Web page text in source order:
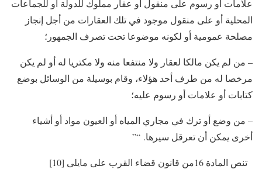
علامات أو رسوم على منقول أو عقار مملوك للدولة أو للجماعات
المحلية أو على منقول موجود في تلك العقارات من أجل إنجاز
مصلحة عمومية أو لكونه موضوعا تحت تصرف الجمهور؛
– من لم يكن مالكا لعقار ولا منتفعا منه ولا مكتريا له أو لم يكن
مرخصا له من طرف أحد هؤلاء، وقام بوسيلة من الوسائل بوضع
كتابات أو علامات أو رسوم عليه؛
– من وضع أو ترك في مجاري المياه أو العيون مواد أو أشياء
أخرى يمكن أن تعرقل سيرها. “”
تنص المادة 16من قانون قضاء القرب على مايلى [10]